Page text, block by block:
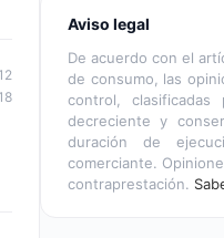
Aviso legal
De acuerdo con el
de consumo, las
control, clasificadas
decreciente y
duración de
comerciante.
contraprestación.